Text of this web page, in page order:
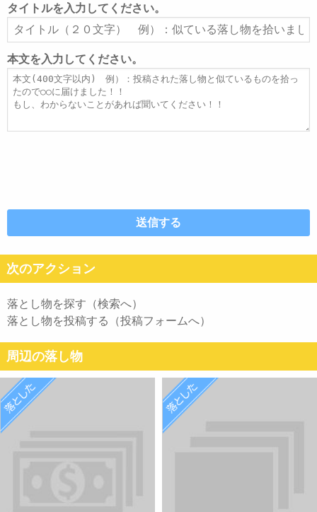
ル
ア
ド
レ
ス
タイトルを入力してください。
タ
イ
ト
ル
本文を入力してください。
本
文
次のアクション
落とし物を探す（検索へ）
落とし物を投稿する（投稿フォームへ）
周辺の落し物